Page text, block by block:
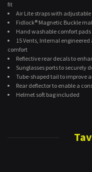
fit
Air Lite straps with
Fidlock® Magnetic Buckle
Hand washable comfort pads
15 Vents, Internal
comfort
Reflective rear decals to
Sunglasses ports to securely
Tube-shaped tail to improve
Rear deflector to enable a
Helmet soft bag included
Bu